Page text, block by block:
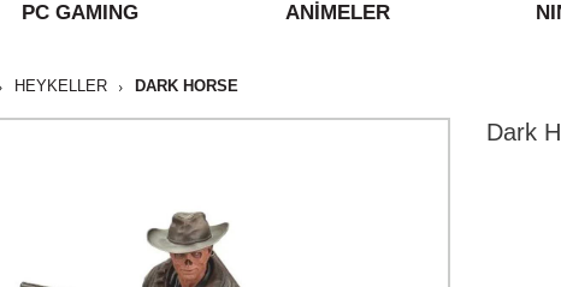
PC GAMING ANİMELER
HEYKELLER DARK HORSE
Dark